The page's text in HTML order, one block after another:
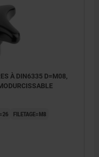
À DIN6335 D=M08,
FILETAGE=M8